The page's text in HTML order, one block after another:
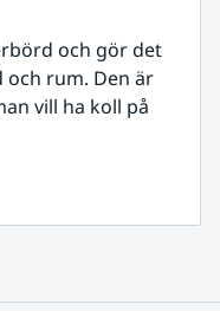
och gör det
och rum. Den är
vill ha koll på